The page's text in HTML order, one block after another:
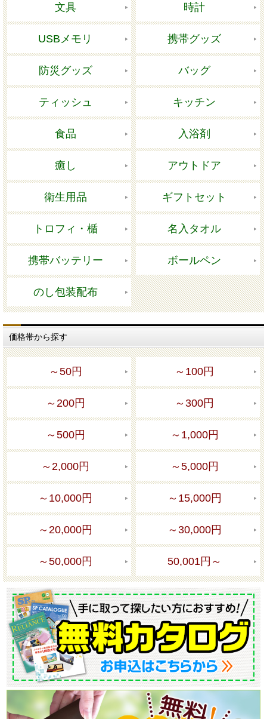
文具 時計
USBメモリ 携帯グッズ
防災グッズ バッグ
ティッシュ キッチン
食品 入浴剤
癒し アウトドア
衛生用品 ギフトセット
トロフィ・楯 名入タオル
携帯バッテリー ボールペン
のし包装配布
価格帯から探す
～50円 ～100円
～200円 ～300円
～500円 ～1,000円
～2,000円 ～5,000円
～10,000円 ～15,000円
～20,000円 ～30,000円
～50,000円 50,001円～